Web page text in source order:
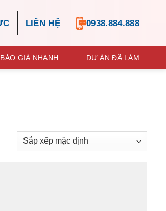
LIÊN HỆ 0938.884.888
BÁO GIÁ NHANH DỰ ÁN ĐÃ LÀM